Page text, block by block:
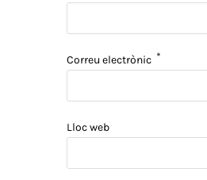
Correu electrònic *
Lloc web